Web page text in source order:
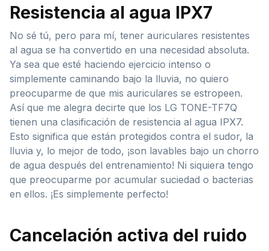
Resistencia al agua IPX7
No sé tú, pero para mí, tener auriculares resistentes
al agua se ha convertido en una necesidad absoluta.
Ya sea que esté haciendo ejercicio intenso o
simplemente caminando bajo la lluvia, no quiero
preocuparme de que mis auriculares se estropeen.
Así que me alegra decirte que los LG TONE-TF7Q
tienen una clasificación de resistencia al agua IPX7.
Esto significa que están protegidos contra el sudor, la
lluvia y, lo mejor de todo, ¡son lavables bajo un chorro
de agua después del entrenamiento! Ni siquiera tengo
que preocuparme por acumular suciedad o bacterias
en ellos. ¡Es simplemente perfecto!
Cancelación activa del ruido